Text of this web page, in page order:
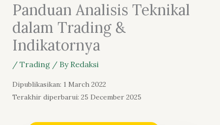
Panduan Analisis Teknikal
dalam Trading &
Indikatornya
/ Trading/ By Redaksi
Dipublikasikan: 1 March 2022
Terakhir diperbarui: 25 December 2025